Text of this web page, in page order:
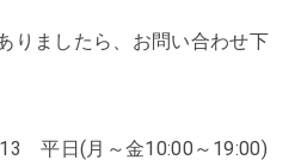
りましたら、お問い合わせ下
平日(月～金10:00～19:00)